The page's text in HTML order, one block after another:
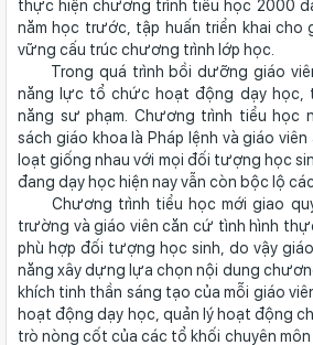
thực hiện chương trình tiểu học 2000
năm học trước, tập huấn triển khai cho
vững cấu trúc chương trình lớp học.
Trong quá trình bồi dưỡng giáo
năng lực tổ chức hoạt động dạy học,
năng sư phạm. Chương trình tiểu học
sách giáo khoa là Pháp lệnh và giáo
loạt giống nhau với mọi đối tượng học
đang dạy học hiện nay vẫn còn bộc lộ
Chương trình tiểu học mới giao
trường và giáo viên căn cứ tình hình
phù hợp đối tượng học sinh, do vậy
năng xây dựng lựa chọn nội dung
khích tinh thần sáng tạo của mỗi giáo
hoạt động dạy học, quản lý hoạt động
trò nòng cốt của các tổ khối chuyên